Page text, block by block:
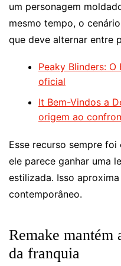
um personagem
mesmo tempo, o
que deve alternar entre
Peaky Blinders:
oficial
It Bem-Vindos a
origem ao
Esse recurso sempre foi
ele parece ganhar uma
estilizada. Isso
contemporâneo.
Remake mantém
da franquia